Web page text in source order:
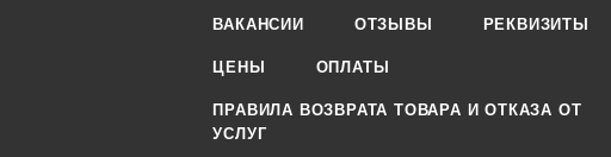
ВАКАНСИИ ОТЗЫВЫ РЕКВИЗИТЫ
ЦЕНЫ ОПЛАТЫ
ПРАВИЛА ВОЗВРАТА ТОВАРА И ОТКАЗА ОТ
УСЛУГ